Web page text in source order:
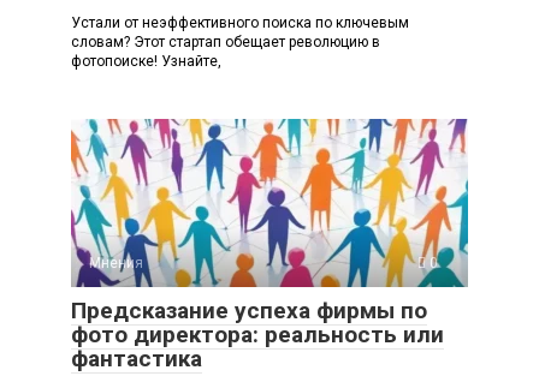
Устали от неэффективного поиска по ключевым
словам? Этот стартап обещает революцию в
фотопоиске! Узнайте,
Мнения 0
Предсказание успеха фирмы по
фото директора: реальность или
фантастика